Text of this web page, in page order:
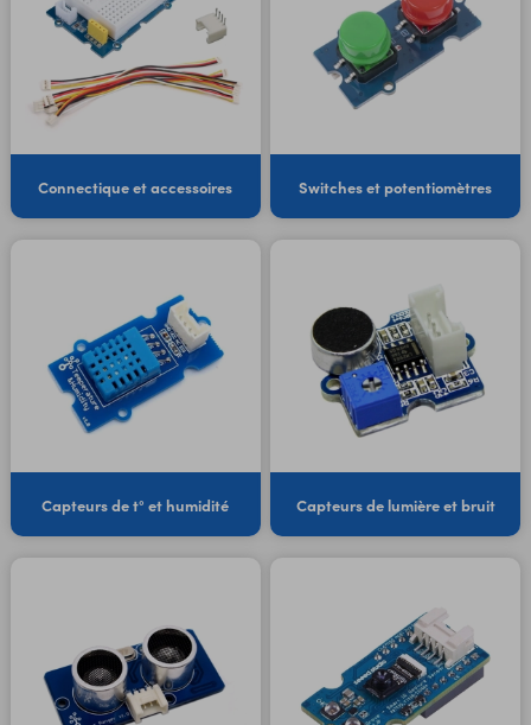
Connectique et accessoires Switches et potentiomètres
Capteurs de t° et humidité Capteurs de lumière et bruit